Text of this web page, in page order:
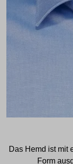
Das Hemd ist mit
Form